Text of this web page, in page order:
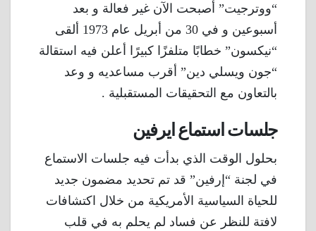
“ووترجيت” أصبحت الآن غير فعالة و بعد
أسبوعين و في 30 من أبريل عام 1973 ألقى
“نيكسون” خطابًا متلفزًا كبيرًا أعلن فيه استقالة
“جون ويسلي دين” أقرب مساعديه و وعد
بالتعاون مع التحقيقات المستقبلية .
جلسات استماع ايرفين
بحلول الوقت الذي بدأت فيه جلسات الاستماع
في لجنة “إرفين” قد تم تحديد مضمون جديد
للحياة السياسية الأمريكية من خلال اكتشافات
لافتة للنظر عن فساد لم يحلم به في قلب